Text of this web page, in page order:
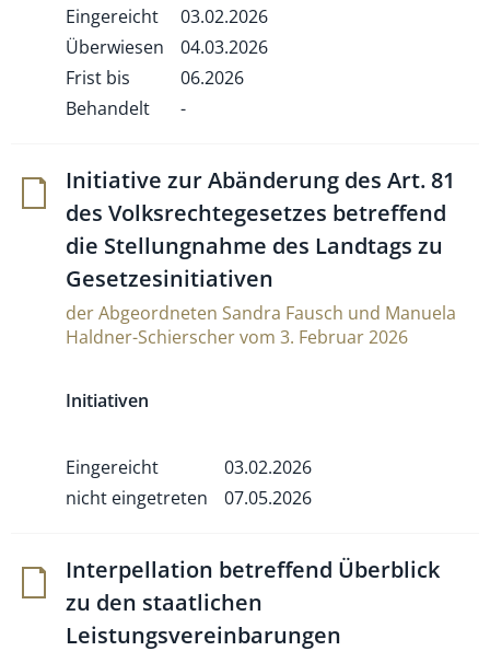
Eingereicht
03.02.2026
Überwiesen
04.03.2026
Frist bis
06.2026
Behandelt
-
Ini­tia­tive zur Abän­de­rung des Art. 81
des Volks­rech­te­ge­setzes betref­fend
die Stel­lung­nahme des Land­tags zu
Gesetzesinitiativen
der Abgeordneten Sandra Fausch und Manuela
Haldner-Schierscher vom 3. Februar 2026
Initiativen
Eingereicht
03.02.2026
nicht eingetreten
07.05.2026
Inter­pel­la­tion betref­fend Über­blick
zu den staat­li­chen
Leistungsvereinbarungen